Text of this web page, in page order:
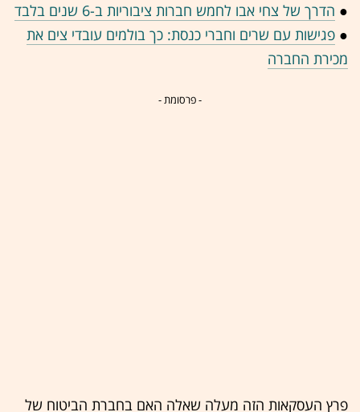
● הדרך של צחי אבו לחמש חברות ציבוריות ב-6 שנים בלבד
● פגישות עם שרים וחברי כנסת: כך בולמים עובדי צים את
מכירת החברה
- פרסומת -
פרץ העסקאות הזה מעלה שאלה האם בחברת הביטוח של